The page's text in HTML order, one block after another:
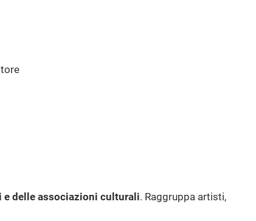
e delle associazioni culturali. Raggruppa artisti,